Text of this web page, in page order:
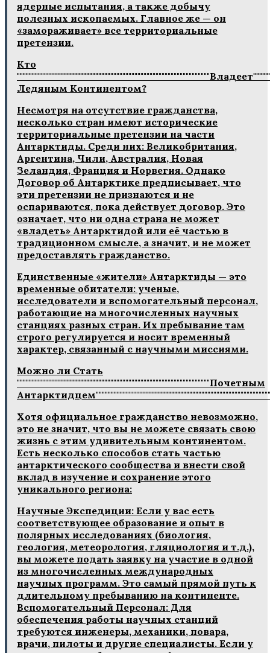
ядерные испытания, а также добычу
полезных ископаемых. Главное же — он
«замораживает» все территориальные
претензии.
Кто
Ледяным Континентом?
Несмотря на отсутствие гражданства,
несколько стран имеют исторические
территориальные претензии на части
Антарктиды. Среди них: Великобритания,
Аргентина, Чили, Австралия, Новая
Зеландия, Франция и Норвегия. Однако
Договор об Антарктике предписывает, что
эти претензии не признаются и не
оспариваются, пока действует договор. Это
означает, что ни одна страна не может
«владеть» Антарктидой или её частью в
традиционном смысле, а значит, и не может
предоставлять гражданство.
Единственные «жители» Антарктиды — это
временные обитатели: ученые,
исследователи и вспомогательный персонал,
работающие на многочисленных научных
станциях разных стран. Их пребывание там
строго регулируется и носит временный
характер, связанный с научными миссиями.
Можно ли Стать
""""""""""""""""""""""""""""""""""""""""""""""""""""""""""""""""Почетным
Хотя официальное гражданство невозможно,
это не значит, что вы не можете связать свою
жизнь с этим удивительным континентом.
Есть несколько способов стать частью
антарктического сообщества и внести свой
вклад в изучение и сохранение этого
уникального региона:
Научные Экспедиции: Если у вас есть
соответствующее образование и опыт в
полярных исследованиях (биология,
геология, метеорология, гляциология и т.д.),
вы можете подать заявку на участие в одной
из многочисленных международных
научных программ. Это самый прямой путь к
длительному пребыванию на континенте.
Вспомогательный Персонал: Для
обеспечения работы научных станций
требуются инженеры, механики, повара,
врачи, пилоты и другие специалисты. Если у